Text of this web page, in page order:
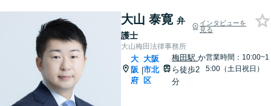
大山 泰寛 弁
護士
インタビューを
見る
大山梅田法律事務所
大
阪
府
|
大阪
市北
区
梅田駅か
ら徒歩2
分
営業時間：10:00~1
5:00（土日祝日）